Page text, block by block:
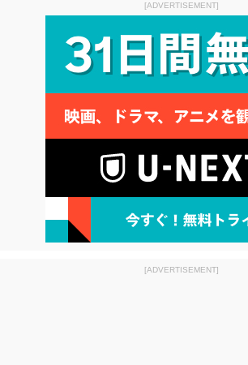
[ADVERTISEMENT]
[ADVERTISEMENT]